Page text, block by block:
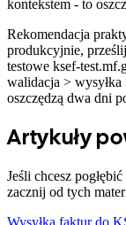
kontekstem - to
Rekomendacja
produkcyjnie,
testowe ksef-
walidacja > wysyłka
oszczędzą dwa dni
Artykuły
Jeśli chcesz
zacznij od tych